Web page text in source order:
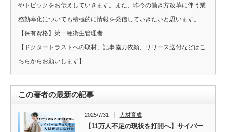
やトピックをお伝えしていきます。また、昨今の働き方改革に伴う業
務効率化についても積極的に情報を発信していきたいと思います。
【保有資格】第一種衛生管理者
【ドクタートラストへの取材、記事協力依頼、リリース送付などはこ
ちらからお願いします】
この著者の最新の記事
2025/7/31 人材育成
【11万人不足の現状を打開へ】サイバー